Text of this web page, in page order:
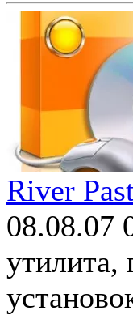
River
08.08.07
утилита,